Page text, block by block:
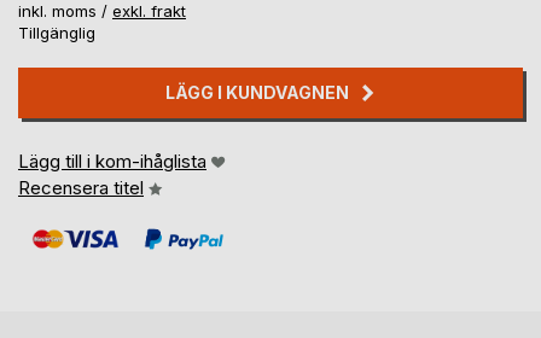
inkl. moms / exkl. frakt
Tillgänglig
LÄGG I KUNDVAGNEN
Lägg till i kom-ihåglista
Recensera titel